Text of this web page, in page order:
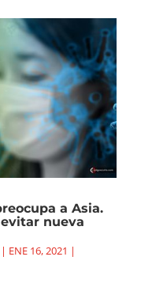
a Asia.
nueva
ENE 16, 2021 |